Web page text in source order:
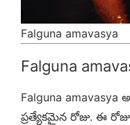
Falguna amavasya
Falguna
Falguna
ప్రత్యేకమైన రోజు. ఈ